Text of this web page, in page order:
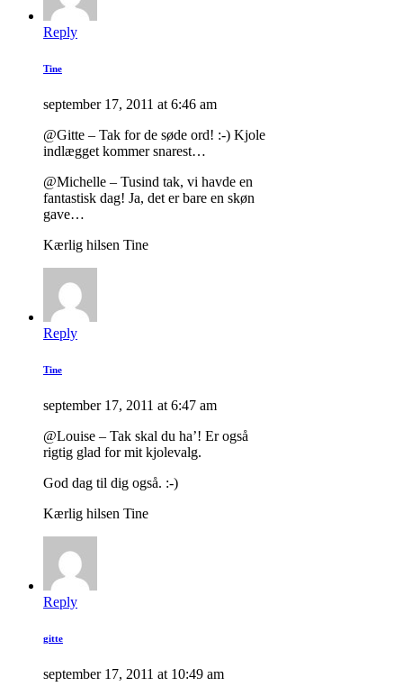
Reply
Tine
september 17, 2011 at 6:46 am
@Gitte – Tak for de søde ord! :-) Kjole
indlægget kommer snarest…
@Michelle – Tusind tak, vi havde en
fantastisk dag! Ja, det er bare en skøn
gave…
Kærlig hilsen Tine
Reply
Tine
september 17, 2011 at 6:47 am
@Louise – Tak skal du ha’! Er også
rigtig glad for mit kjolevalg.
God dag til dig også. :-)
Kærlig hilsen Tine
Reply
gitte
september 17, 2011 at 10:49 am